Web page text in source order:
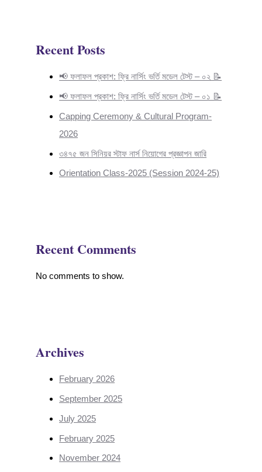
Recent Posts
📢 ফলাফল প্রকাশ: ফ্রি নার্সিং ভর্তি মডেল টেস্ট – ০২ 📝
📢 ফলাফল প্রকাশ: ফ্রি নার্সিং ভর্তি মডেল টেস্ট – ০১ 📝
Capping Ceremony & Cultural Program-
2026
৩৪৭৫ জন সিনিয়র স্টাফ নার্স নিয়োগের প্রজ্ঞাপন জারি
Orientation Class-2025 (Session 2024-25)
Recent Comments
No comments to show.
Archives
February 2026
September 2025
July 2025
February 2025
November 2024